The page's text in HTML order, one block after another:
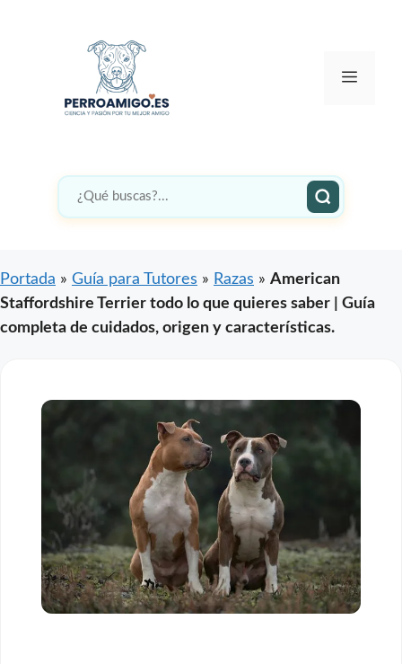
Menú
Portada » Guía para Tutores » Razas » American
Staffordshire Terrier todo lo que quieres saber | Guía
completa de cuidados, origen y características.